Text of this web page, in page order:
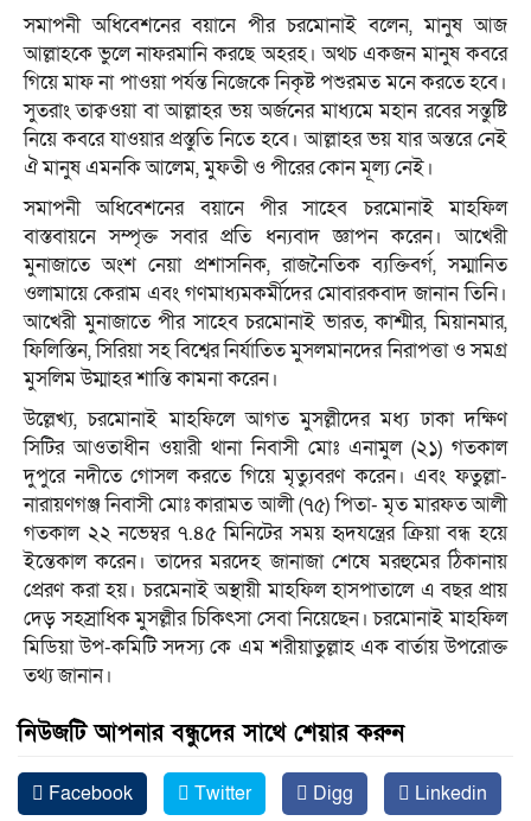
সমাপনী অধিবেশনের বয়ানে পীর চরমোনাই বলেন, মানুষ আজ
আল্লাহকে ভুলে নাফরমানি করছে অহরহ। অথচ একজন মানুষ কবরে
গিয়ে মাফ না পাওয়া পর্যন্ত নিজেকে নিকৃষ্ট পশুরমত মনে করতে হবে।
সুতরাং তাক্বওয়া বা আল্লাহর ভয় অর্জনের মাধ্যমে মহান রবের সন্তুষ্টি
নিয়ে কবরে যাওয়ার প্রস্তুতি নিতে হবে। আল্লাহর ভয় যার অন্তরে নেই
ঐ মানুষ এমনকি আলেম, মুফতী ও পীরের কোন মূল্য নেই।
সমাপনী অধিবেশনের বয়ানে পীর সাহেব চরমোনাই মাহফিল
বাস্তবায়নে সম্পৃক্ত সবার প্রতি ধন্যবাদ জ্ঞাপন করেন। আখেরী
মুনাজাতে অংশ নেয়া প্রশাসনিক, রাজনৈতিক ব্যক্তিবর্গ, সম্মানিত
ওলামায়ে কেরাম এবং গণমাধ্যমকর্মীদের মোবারকবাদ জানান তিনি।
আখেরী মুনাজাতে পীর সাহেব চরমোনাই ভারত, কাশ্মীর, মিয়ানমার,
ফিলিস্তিন, সিরিয়া সহ বিশ্বের নির্যাতিত মুসলমানদের নিরাপত্তা ও সমগ্র
মুসলিম উম্মাহর শান্তি কামনা করেন।
উল্লেখ্য, চরমোনাই মাহফিলে আগত মুসল্লীদের মধ্য ঢাকা দক্ষিণ
সিটির আওতাধীন ওয়ারী থানা নিবাসী মোঃ এনামুল (২১) গতকাল
দুপুরে নদীতে গোসল করতে গিয়ে মৃত্যুবরণ করেন। এবং ফতুল্লা-
নারায়ণগঞ্জ নিবাসী মোঃ কারামত আলী (৭৫) পিতা- মৃত মারফত আলী
গতকাল ২২ নভেম্বর ৭.৪৫ মিনিটের সময় হৃদযন্ত্রের ক্রিয়া বন্ধ হয়ে
ইন্তেকাল করেন। তাদের মরদেহ জানাজা শেষে মরহুমের ঠিকানায়
প্রেরণ করা হয়। চরমেনাই অস্থায়ী মাহফিল হাসপাতালে এ বছর প্রায়
দেড় সহস্রাধিক মুসল্লীর চিকিৎসা সেবা নিয়েছেন। চরমোনাই মাহফিল
মিডিয়া উপ-কমিটি সদস্য কে এম শরীয়াতুল্লাহ এক বার্তায় উপরোক্ত
তথ্য জানান।
নিউজটি আপনার বন্ধুদের সাথে শেয়ার করুন
Facebook Twitter Digg
Linkedin